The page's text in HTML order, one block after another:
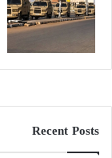
Recent Posts